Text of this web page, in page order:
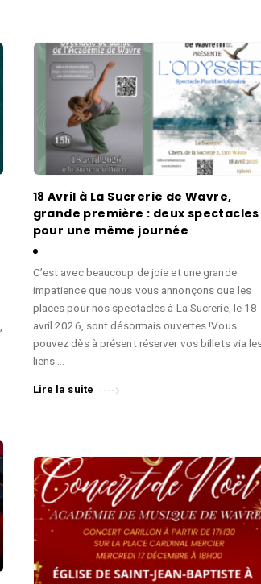
18 Avril à La Sucrerie de Wavre,
grande première : deux spectacles
pour une même journée
C’est avec beaucoup de joie et une grande
impatience que nous vous annonçons que les
places pour nos spectacles à La Sucrerie, le 18
avril 2026, sont désormais ouvertes !Vous
pouvez dès à présent réserver vos billets via
liens …
Lire la suite